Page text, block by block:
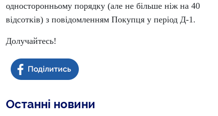
односторонньому порядку (але не більше ніж на 40
відсотків) з повідомленням Покупця у період Д-1.
Долучайтесь!
Останні новини